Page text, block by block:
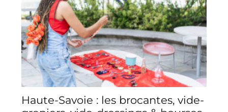
Haute-Savoie : les brocantes, vide-